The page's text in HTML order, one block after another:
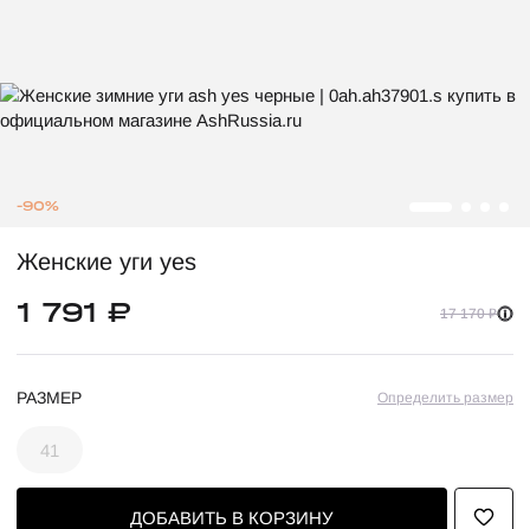
-90%
Женские уги yes
1 791 ₽ 17 170 ₽
РАЗМЕР Определить размер
41
ДОБАВИТЬ В КОРЗИНУ